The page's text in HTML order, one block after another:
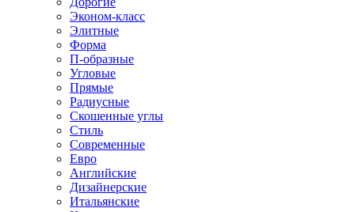
Эконом-класс
Элитные
Форма
П-образные
Угловые
Прямые
Радиусные
Скошенные углы
Стиль
Современные
Евро
Английские
Дизайнерские
Итальянские